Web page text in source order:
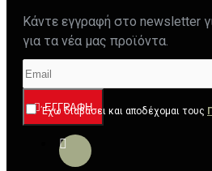
Κάντε εγγραφή στο newsletter
για τα νέα μας προϊόντα.
ΕΓΓΡΑΦΉ
Έχω διαβάσει και αποδέχομαι τους